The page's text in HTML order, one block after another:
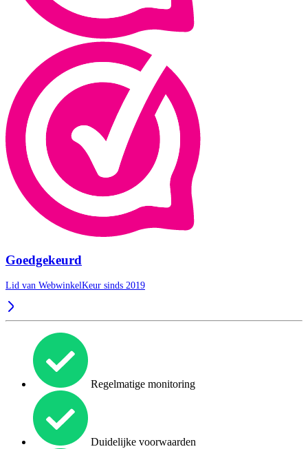
Goedgekeurd
Lid van WebwinkelKeur sinds 2019
Regelmatige monitoring
Duidelijke voorwaarden